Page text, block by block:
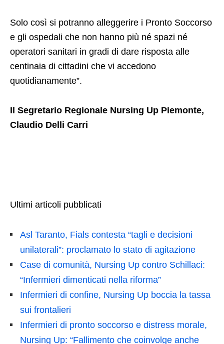
Solo così si potranno alleggerire i Pronto Soccorso
e gli ospedali che non hanno più né spazi né
operatori sanitari in gradi di dare risposta alle
centinaia di cittadini che vi accedono
quotidianamente”.
Il Segretario Regionale Nursing Up Piemonte,
Claudio Delli Carri
Ultimi articoli pubblicati
Asl Taranto, Fials contesta “tagli e decisioni
unilaterali”: proclamato lo stato di agitazione
Case di comunità, Nursing Up contro Schillaci:
“Infermieri dimenticati nella riforma”
Infermieri di confine, Nursing Up boccia la tassa
sui frontalieri
Infermieri di pronto soccorso e distress morale,
Nursing Up: “Fallimento che coinvolge anche